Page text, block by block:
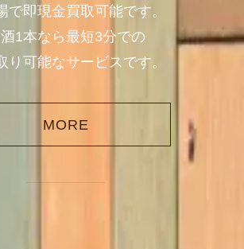
で即現金買取可能です。
1本なら最短3分での
り可能なサービスです。
MORE